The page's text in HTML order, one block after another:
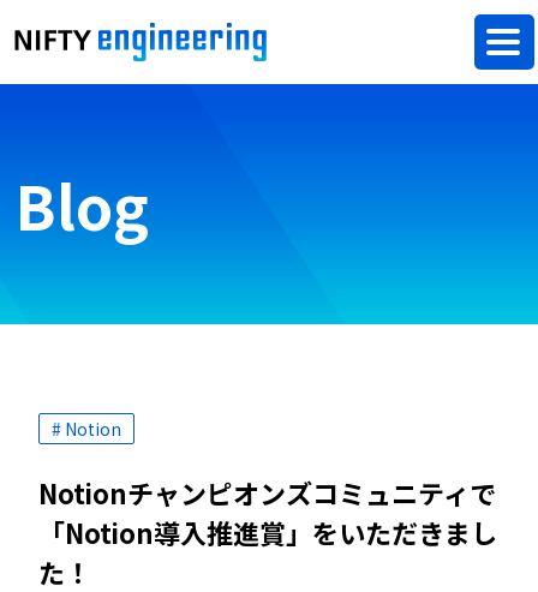
Blog
# Notion
Notionチャンピオンズコミュニティで
「Notion導入推進賞」をいただきまし
た！